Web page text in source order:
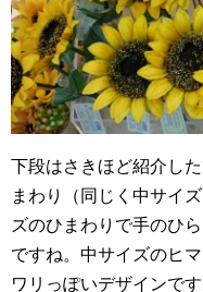
下段はさきほど紹介し
まわり（同じく中サイ
ズのひまわりで手のひ
ですね。中サイズのヒ
ワリっぽいデザインです